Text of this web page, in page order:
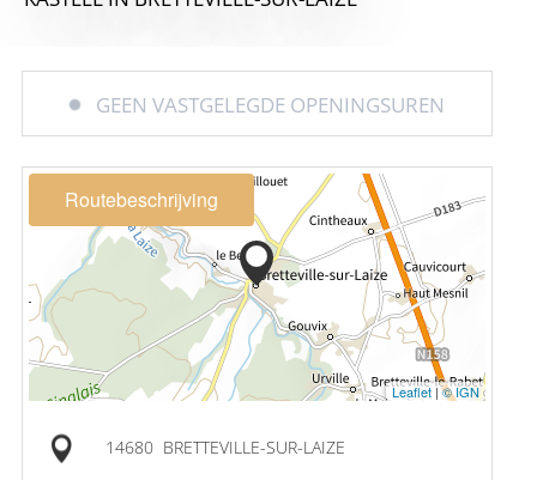
GEEN VASTGELEGDE OPENINGSUREN
Routebeschrijving
Leaflet|© IGN
14680 BRETTEVILLE-SUR-LAIZE